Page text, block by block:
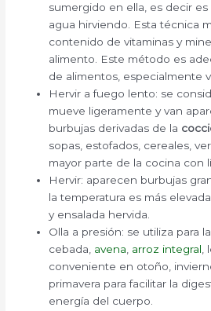
sumergido en ella, es decir
agua hirviendo. Esta técnica
contenido de vitaminas y
alimento. Este método es
de alimentos, especialmente
Hervir a fuego lento: se
mueve ligeramente y van
burbujas derivadas de la
sopas, estofados, cereales,
mayor parte de la cocina con
Hervir: aparecen burbujas
la temperatura es más
y ensalada hervida.
Olla a presión: se utiliza para
cebada, avena, arroz integral,
conveniente en otoño,
primavera para facilitar la
energía del cuerpo.